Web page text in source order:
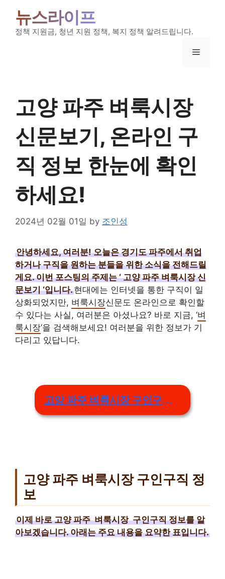
content
뉴스라이프
정책 지원금, 청년 지원 정책, 복지 정책 알려드립니다.
Menu
고양 파주 벼룩시장
신문보기, 온라인 구
직 정보 한눈에 확인
하세요!
2024년 02월 01일 by 조인성
안녕하세요, 여러분! 오늘은 경기도 파주에서 취업
하거나 구직을 원하는 분들을 위한 소식을 전해드릴
게요. 이번 포스팅의 주제는 ‘ 고양 파주 벼룩시장 신
문보기 ‘입니다.현대에는 인터넷을 통한 구직이 일
상화되었지만, 벼룩시장신문도 온라인으로 확인할
수 있다는 사실, 여러분은 아셨나요? 바로 지금, ‘벼
룩시장‘을 검색해보세요! 여러분을 위한 정보가 기
다리고 있답니다.
고양 파주 벼룩시장 구인구직 링크
고양 파주 벼룩시장 구인구직 정
보
이제 바로 고양 파주 벼룩시장 구인구직 정보를 알
아보겠습니다. 아래는 주요 내용을 요약한 표입니다.